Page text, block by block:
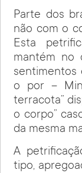
Parte dos
não com o
Esta
mantém no
sentimentos
o por –
terracota”
o corpo”
da mesma
A
tipo,